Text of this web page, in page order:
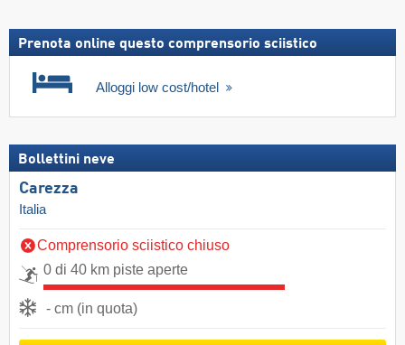
Prenota online questo comprensorio sciistico
Alloggi low cost/hotel
Bollettini neve
Carezza
Italia
Comprensorio sciistico chiuso
0 di 40 km piste aperte
- cm (in quota)